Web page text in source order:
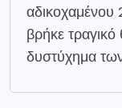
αδικοχαμένου
βρήκε
δυστύχημα